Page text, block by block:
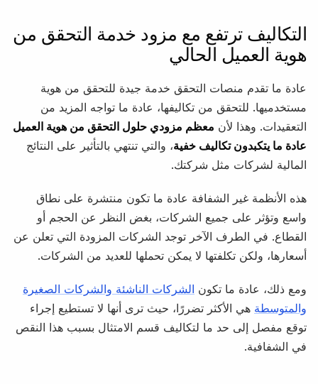
التكاليف ترتفع مع مزود خدمة التحقق من
هوية العميل الحالي
عادة ما تقدم منصات التحقق خدمة جيدة للتحقق من هوية
مستخدميها. للتحقق من تكاليفها، عادة ما تواجه المزيد من
التعقيدات. وهذا لأن معظم مزودي حلول التحقق من هوية العميل
عادة ما يتكبدون تكاليف خفية، والتي تنتهي بالتأثير على النتائج
المالية لشركات مثل شركتك.
هذه الأنظمة غير الشفافة عادة ما تكون منتشرة على نطاق
واسع وتؤثر على جميع الشركات، بغض النظر عن الحجم أو
القطاع. في الطرف الآخر توجد الشركات المزودة التي تعلن عن
أسعارها، ولكن تكلفتها لا يمكن تحملها للعديد من الشركات.
ومع ذلك، عادة ما تكون الشركات الناشئة والشركات الصغيرة
والمتوسطة هي الأكثر تضررًا، حيث ترى أنها لا تستطيع إجراء
توقع مفصل إلى حد ما لتكاليف قسم الامتثال بسبب هذا النقص
في الشفافية.